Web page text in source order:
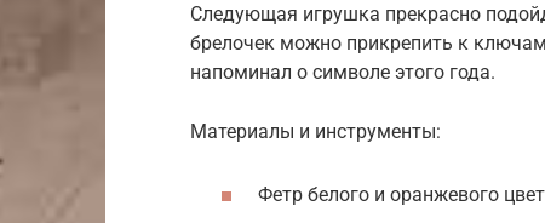
Следующая игрушка прекрасно
брелочек можно прикрепить к
напоминал о символе этого года.
Материалы и инструменты:
Фетр белого и оранжевого